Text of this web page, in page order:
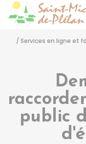
/ Services en ligne et
public